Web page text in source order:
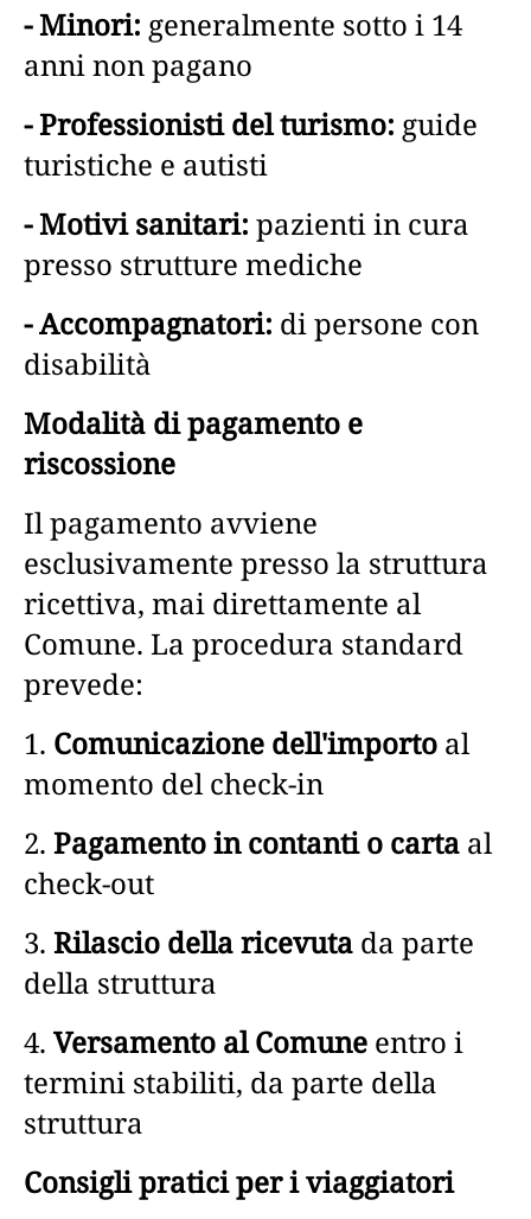
- Minori: generalmente sotto i 14
anni non pagano
- Professionisti del turismo: guide
turistiche e autisti
- Motivi sanitari: pazienti in cura
presso strutture mediche
- Accompagnatori: di persone con
disabilità
Modalità di pagamento e
riscossione
Il pagamento avviene
esclusivamente presso la struttura
ricettiva, mai direttamente al
Comune. La procedura standard
prevede:
1. Comunicazione dell'importo al
momento del check-in
2. Pagamento in contanti o carta al
check-out
3. Rilascio della ricevuta da parte
della struttura
4. Versamento al Comune entro i
termini stabiliti, da parte della
struttura
Consigli pratici per i viaggiatori